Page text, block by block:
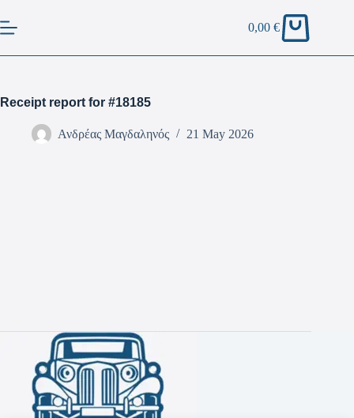
0,00€
Receipt report for #18185
Ανδρέας Μαγδαληνός 21 May 2026